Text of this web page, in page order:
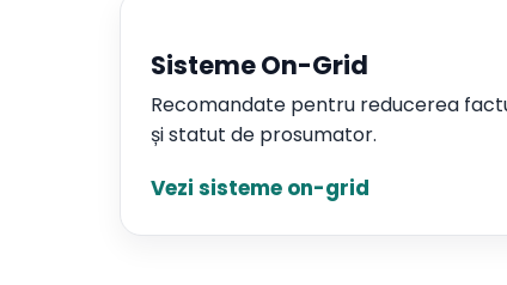
Sisteme On-Grid
Recomandate pentru reducerea
și statut de prosumator.
Vezi sisteme on-grid